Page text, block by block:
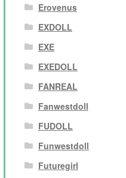
Erovenus
EXDOLL
EXE
EXEDOLL
FANREAL
Fanwestdoll
FUDOLL
Funwestdoll
Futuregirl